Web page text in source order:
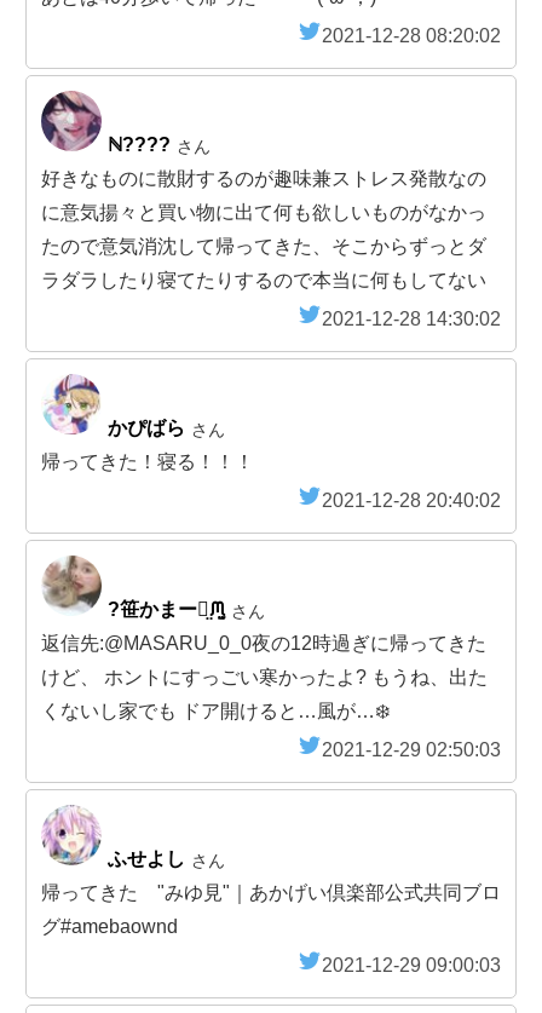
2021-12-28 08:20:02
ℕ???? さん
好きなものに散財するのが趣味兼ストレス発散なの
に意気揚々と買い物に出て何も欲しいものがなかっ
たので意気消沈して帰ってきた、そこからずっとダ
ラダラしたり寝てたりするので本当に何もしてない
2021-12-28 14:30:02
かぴばら さん
帰ってきた！寝る！！！
2021-12-28 20:40:02
?笹かまーた̤ᙏ̤̫ さん
返信先:@MASARU_0_0夜の12時過ぎに帰ってきた
けど、 ホントにすっごい寒かったよ? もうね、出た
くないし家でも ドア開けると…風が…❄️
2021-12-29 02:50:03
ふせよし さん
帰ってきた "みゆ見"｜あかげい倶楽部公式共同ブロ
グ#amebaownd
2021-12-29 09:00:03